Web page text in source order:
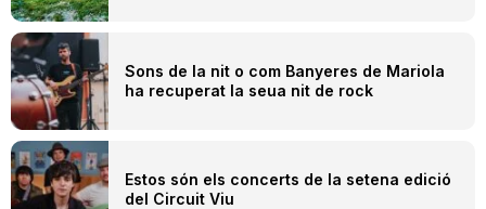
Sons de la nit o com Banyeres de Mariola
ha recuperat la seua nit de rock
Estos són els concerts de la setena edició
del Circuit Viu